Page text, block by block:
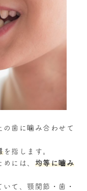
歯に噛み合わせて
を指します。
には、 均等に嚙み
て、顎関節・歯・